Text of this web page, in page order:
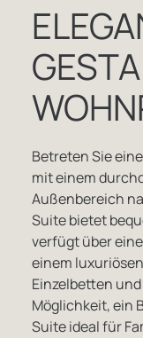
Betreten Sie
mit einem
Außenbereich
Suite bietet
verfügt über
einem
Einzelbetten
Möglichkeit, ein
Suite ideal für